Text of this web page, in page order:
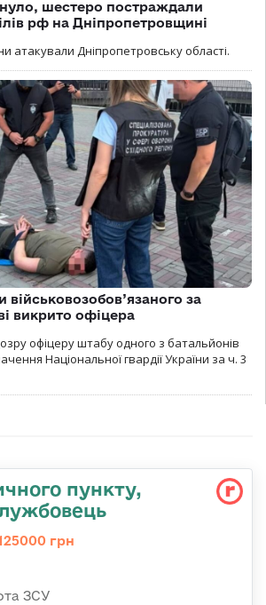
шестеро постраждали
рф на Дніпропетровщині
атакували Дніпропетровську області.
військовозобов’язаного за
викрито офіцера
офіцеру штабу одного з батальйонів
Національної гвардії України за ч. 3
пункту,
грн
ЗСУ